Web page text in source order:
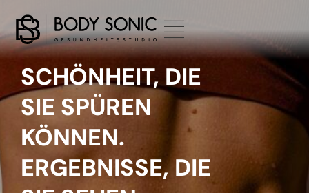
Inhalt
springen
SCHÖNHEIT, DIE
SIE SPÜREN
KÖNNEN.
ERGEBNISSE, DIE